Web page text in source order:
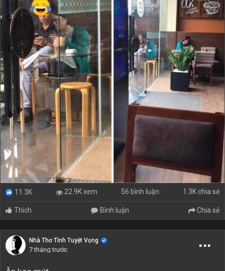
11.3K 22.9K xem 56 bình luận 1.3K chia sẻ
Thích Bình luận Chia sẻ
Nhà Thơ Tình Tuyệt Vọng
7 tháng trước